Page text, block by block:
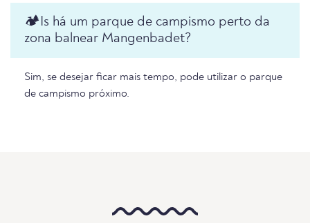
🏕️️Is há um parque de campismo perto da
zona balnear Mangenbadet?
Sim, se desejar ficar mais tempo, pode utilizar o parque
de campismo próximo.